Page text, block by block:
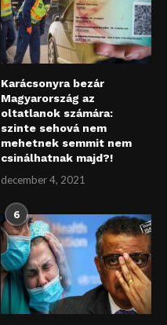
Karácsonyra bezár
Magyarország az
oltatlanok számára:
szinte sehová nem
mehetnek semmit nem
csinálhatnak majd?!
december 4, 2021
6